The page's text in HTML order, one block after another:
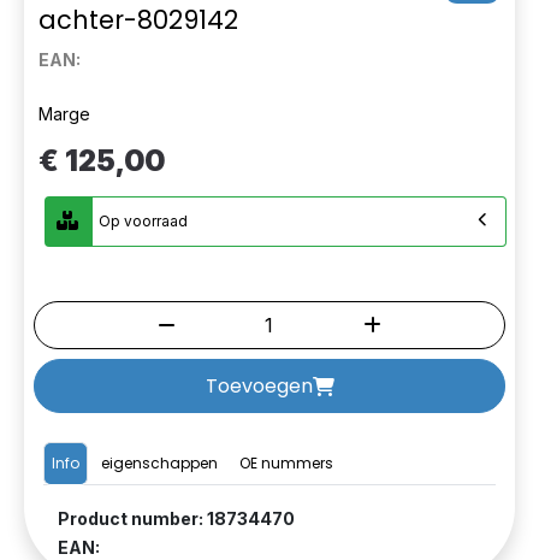
achter-8029142
EAN:
Info eigenschappen OE nummers
Product number: 18734470
EAN:
Marge
€ 125,00
Op voorraad
Toevoegen